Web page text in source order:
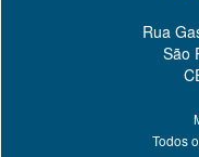
Rua
São
Todos